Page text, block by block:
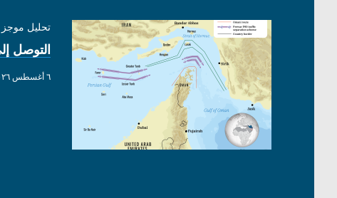
تحليل موجز
التوصل
٦ أغسطس ٢٠٢٦